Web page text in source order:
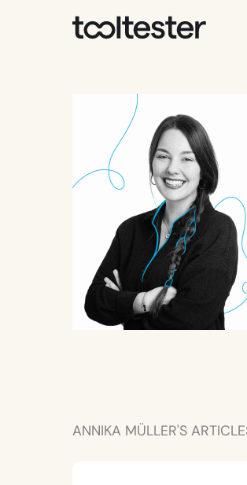
Tooltester
ANNIKA MÜLLER'S